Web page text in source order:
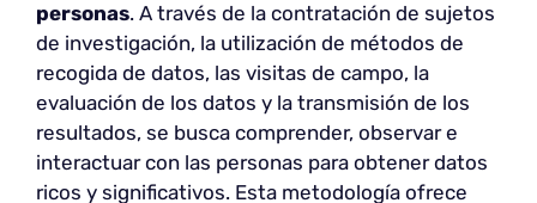
personas. A través de la contratación de sujetos
de investigación, la utilización de métodos de
recogida de datos, las visitas de campo, la
evaluación de los datos y la transmisión de los
resultados, se busca comprender, observar e
interactuar con las personas para obtener datos
ricos y significativos. Esta metodología ofrece